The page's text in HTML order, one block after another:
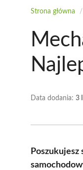
Strona główna /
Data dodania: 3